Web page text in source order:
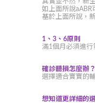
其實並不然，新
如上面所說aABR
基於上面所說，
1、3、6原則
滿1個月必須進行
確診聽損怎麼辦？
選擇適合寶寶的
想知道更詳細的